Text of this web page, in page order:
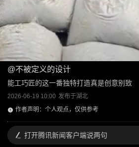
@不被定义的设计
能工巧匠的这一番独特打造真是创意别致
2026-06-19 10:00 发布于湖北
作者声明：个人观点，仅供参考
打开腾讯新闻客户端说两句